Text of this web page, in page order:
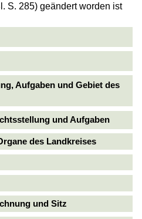
S. 285) geändert worden ist
Aufgaben und Gebiet des
und Aufgaben
des Landkreises
und Sitz